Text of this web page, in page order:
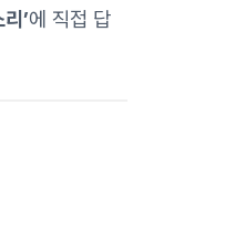
’에 직접 답